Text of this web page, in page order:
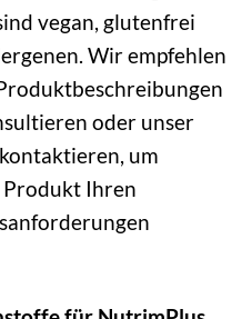
vegan, glutenfrei
Wir empfehlen
oder unser
um
Produkt Ihren